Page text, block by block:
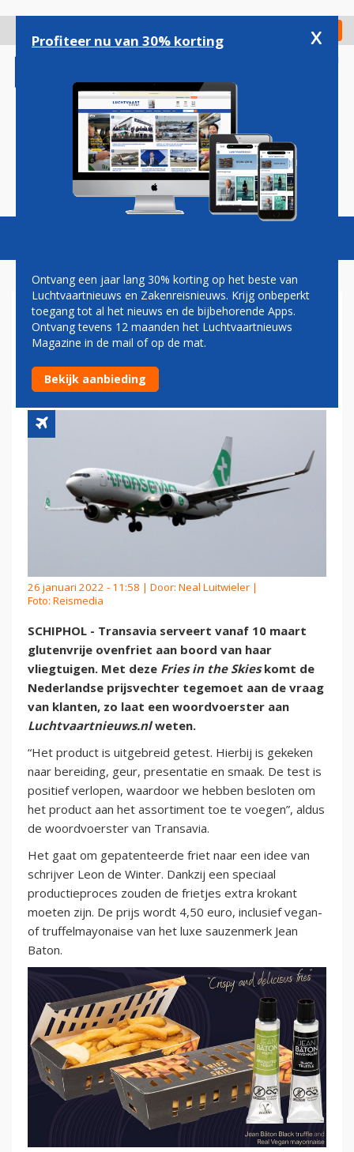
gaan
Check in
Magazine Podcasts Vacatures
TRANSAVIA GAAT KROKANTE
FRIETJES SERVEREN AAN
BOORD
26 januari 2022 - 11:58 | Door: Neal Luitwieler |
Foto: Reismedia
SCHIPHOL - Transavia serveert vanaf 10 maart
glutenvrije ovenfriet aan boord van haar
vliegtuigen. Met deze Fries in the Skieskomt de
Nederlandse prijsvechter tegemoet aan de vraag
van klanten, zo laat een woordvoerster aan
Luchtvaartnieuws.nlweten.
“Het product is uitgebreid getest. Hierbij is gekeken
naar bereiding, geur, presentatie en smaak. De test is
positief verlopen, waardoor we hebben besloten om
het product aan het assortiment toe te voegen”, aldus
de woordvoerster van Transavia.
Het gaat om gepatenteerde friet naar een idee van
schrijver Leon de Winter. Dankzij een speciaal
productieproces zouden de frietjes extra krokant
moeten zijn. De prijs wordt 4,50 euro, inclusief vegan-
of truffelmayonaise van het luxe sauzenmerk Jean
Baton.
Profiteer nu van 30% korting x
Ontvang een jaar lang 30% korting op het beste van
Luchtvaartnieuws en Zakenreisnieuws. Krijg onbeperkt
toegang tot al het nieuws en de bijbehorende Apps.
Ontvang tevens 12 maanden het Luchtvaartnieuws
Magazine in de mail of op de mat.
Bekijk aanbieding